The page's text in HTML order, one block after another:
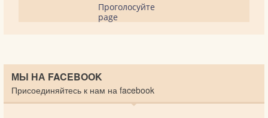
Проголосуйте
page
МЫ НА FACEBOOK
Присоединяйтесь к нам на facebook